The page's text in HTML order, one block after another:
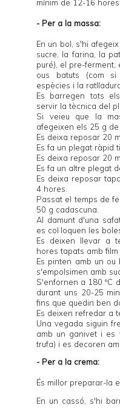
mínim de 12-16 hores.
- Per a la massa:
En un bol, s'hi
sucre, la farina, la
puré), el pre-ferment,
ous batuts (com
espècies i la
Es barregen tots
servir la tècnica del
Si veieu que la
afegeixen els 25 g de
Es deixa reposar 20
Es fa un plegat ràpid
Es deixa reposar 20
Es fa un altre plegat
Es deixa reposar
4 hores.
Passat el temps de
50 g cadascuna.
Al damunt d'una
es col·loquen les
Es deixen llevar a
hores tapats amb
Es pinten amb un
s'empolsimen amb
S'enfornen a 180 ºC
durant uns 20-25
fins que quedin ben
Es deixen refredar a
Una vegada siguin
amb un ganivet i es
trufa) i es decoren
- Per a la crema:
És millor preparar-la
En un cassó, s'hi